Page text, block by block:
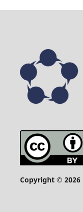
Copyright © 2026